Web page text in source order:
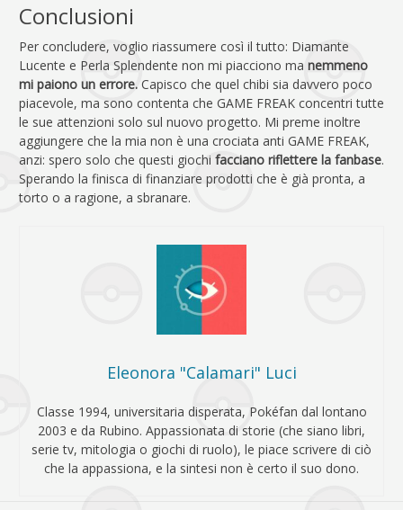
Conclusioni
Per concludere, voglio riassumere così il tutto: Diamante
Lucente e Perla Splendente non mi piacciono ma nemmeno
mi paiono un errore. Capisco che quel chibi sia davvero poco
piacevole, ma sono contenta che GAME FREAK concentri tutte
le sue attenzioni solo sul nuovo progetto. Mi preme inoltre
aggiungere che la mia non è una crociata anti GAME FREAK,
anzi: spero solo che questi giochi facciano riflettere la fanbase.
Sperando la finisca di finanziare prodotti che è già pronta, a
torto o a ragione, a sbranare.
Eleonora "Calamari" Luci
Classe 1994, universitaria disperata, Pokéfan dal lontano
2003 e da Rubino. Appassionata di storie (che siano libri,
serie tv, mitologia o giochi di ruolo), le piace scrivere di ciò
che la appassiona, e la sintesi non è certo il suo dono.